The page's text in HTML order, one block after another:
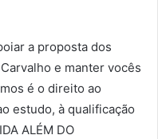
a proposta dos
e manter vocês
é o direito ao
estudo, à qualificação
ALÉM DO